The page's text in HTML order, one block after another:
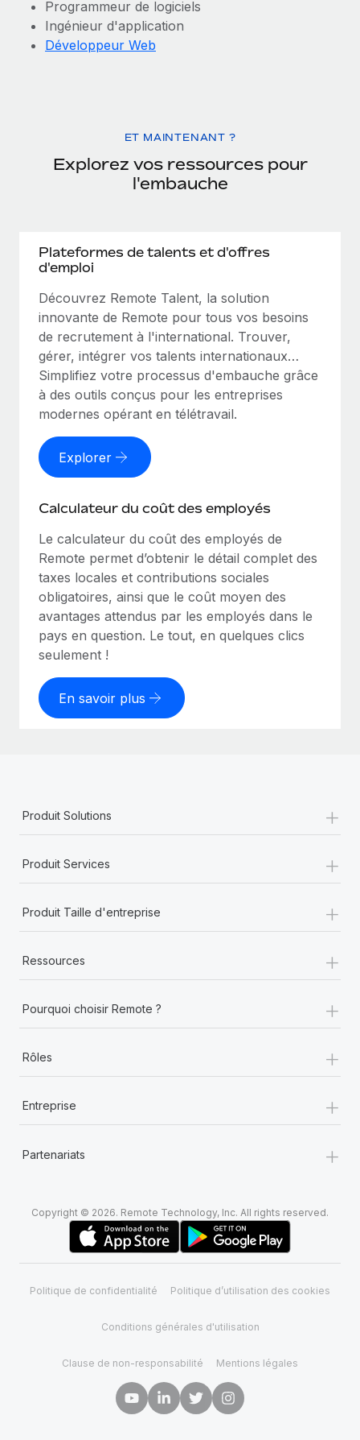
Programmeur de logiciels
Ingénieur d'application
Développeur Web
ET MAINTENANT ?
Explorez vos ressources pour
l'embauche
Plateformes de talents et d'offres
d'emploi
Découvrez Remote Talent, la solution
innovante de Remote pour tous vos besoins
de recrutement à l'international. Trouver,
gérer, intégrer vos talents internationaux…
Simplifiez votre processus d'embauche grâce
à des outils conçus pour les entreprises
modernes opérant en télétravail.
Explorer
Calculateur du coût des employés
Le calculateur du coût des employés de
Remote permet d’obtenir le détail complet des
taxes locales et contributions sociales
obligatoires, ainsi que le coût moyen des
avantages attendus par les employés dans le
pays en question. Le tout, en quelques clics
seulement !
En savoir plus
Produit Solutions +
Produit Services +
Produit Taille d'entreprise +
Ressources +
Pourquoi choisir Remote ? +
Rôles +
Entreprise +
Partenariats +
Copyright © 2026. Remote Technology, Inc. All rights reserved.
Politique de confidentialité Politique d’utilisation des cookies
Conditions générales d'utilisation
Clause de non-responsabilité Mentions légales